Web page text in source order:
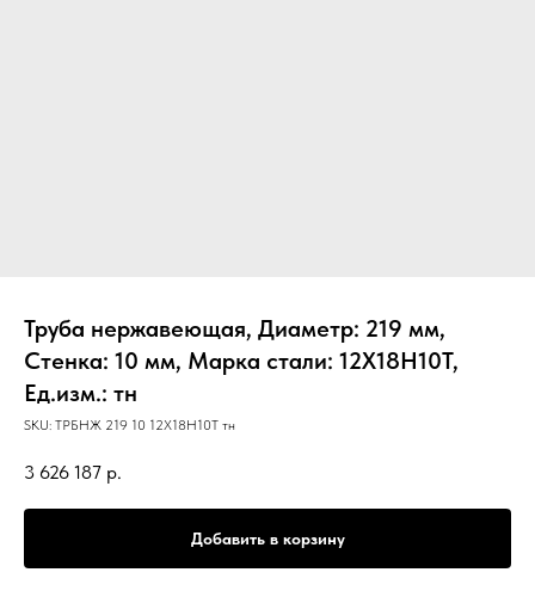
Труба нержавеющая, Диаметр: 219 мм,
Стенка: 10 мм, Марка стали: 12Х18Н10Т,
Ед.изм.: тн
SKU: ТРБНЖ 219 10 12Х18Н10Т тн
3 626 187 р.
Добавить в корзину